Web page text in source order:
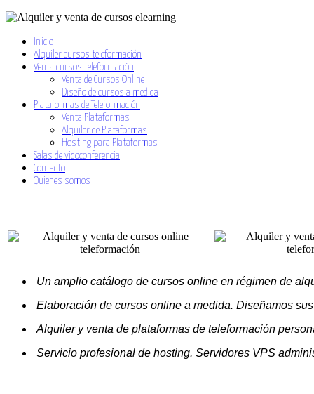
Inicio
Alquiler cursos teleformación
Venta cursos teleformación
Venta de Cursos Online
Diseño de cursos a medida
Plataformas de Teleformación
Venta Plataformas
Alquiler de Plataformas
Hosting para Plataformas
Salas de vidoconferencia
Contacto
Quienes somos
Un amplio catálogo de cursos online en régimen de
Elaboración de cursos online a medida. Diseñamos
Alquiler y venta de plataformas de teleformación
Servicio profesional de hosting. Servidores VPS